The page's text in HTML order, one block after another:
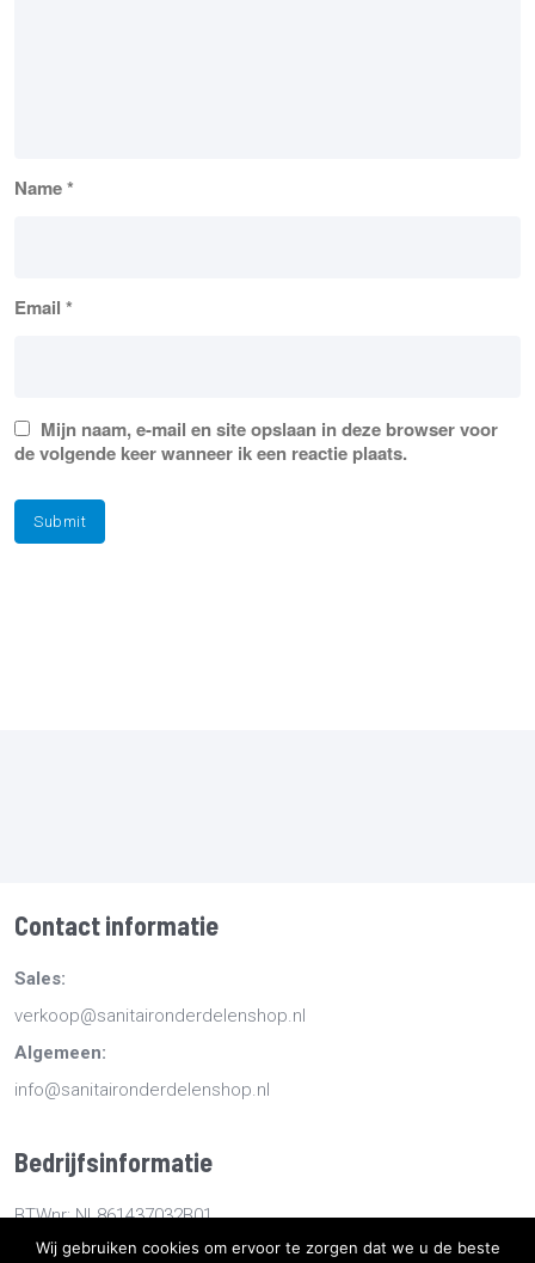
Name*
Email *
Mijn naam, e-mail en site opslaan in deze browser voor
de volgende keer wanneer ik een reactie plaats.
Contact informatie
Sales:
verkoop@sanitaironderdelenshop.nl
Algemeen:
info@sanitaironderdelenshop.nl
Bedrijfsinformatie
BTWnr: NL861437032B01
KvKnr: 78527112
Wij gebruiken cookies om ervoor te zorgen dat we u de beste